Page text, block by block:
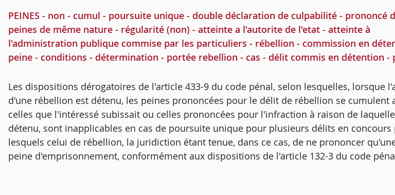
PEINES - non - cumul - poursuite unique - double déclaration de culpabilité - prononcé
peines de même nature - régularité (non) - atteinte a l'autorite de l'etat - atteinte à
l'administration publique commise par les particuliers - rébellion - commission en
peine - conditions - détermination - portée rebellion - cas - délit commis en détention -
Les dispositions dérogatoires de l'article 433-9 du code pénal, selon lesquelles, lorsque
d'une rébellion est détenu, les peines prononcées pour le délit de rébellion se cumulent
celles que l'intéressé subissait ou celles prononcées pour l'infraction à raison de
détenu, sont inapplicables en cas de poursuite unique pour plusieurs délits en concours
lesquels celui de rébellion, la juridiction étant tenue, dans ce cas, de ne prononcer
peine d'emprisonnement, conformément aux dispositions de l'article 132-3 du code